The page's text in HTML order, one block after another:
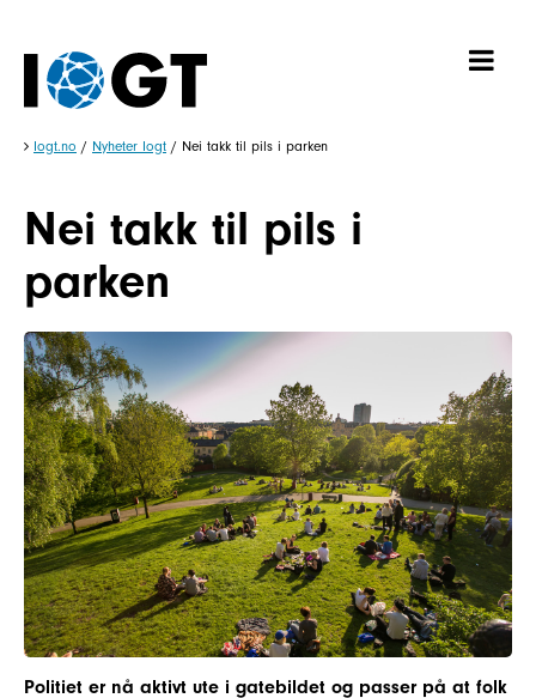
Iogt.no / Nyheter Iogt / Nei takk til pils i parken
Nei takk til pils i
parken
Politiet er nå aktivt ute i gatebildet og passer på at folk